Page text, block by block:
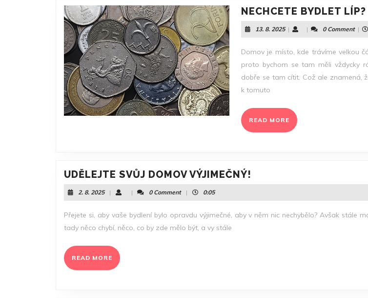
NECHCETE BYDLET LÍP?
13. 8. 202513.
8.
| | 0 Comment |
Domov je místo, kde trávíme velkou
proto bychom se tam měli vždycky
dobře se tam cítit. Což ale znamená,
k tomuto
READ MORE READ
MORE
UDĚLEJTE SVŮJ DOMOV VÝJIMEČNÝ!
SVŮJ
VÝJIMEČNÝ!
2. 8. 20252.
8.
| | 0 Comment | 0:05
Přejete si, aby vaše bydlení bylo opravdu výjimečné, aby v něm nic nechybělo? Avšak stále
tady něco chybí, něco, co by zde mělo být, a vy stále
READ MORE READ
MORE